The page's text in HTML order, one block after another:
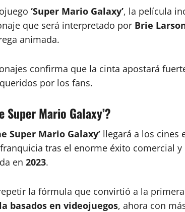
‘Super Mario Galaxy’, la película
que será interpretado por Brie
animada.
confirma que la cinta apostará
por los fans.
Super Mario Galaxy’?
Super Mario Galaxy’ llegará a los cines
tras el enorme éxito comercial
en 2023.
la fórmula que convirtió a la
basados en videojuegos, ahora con